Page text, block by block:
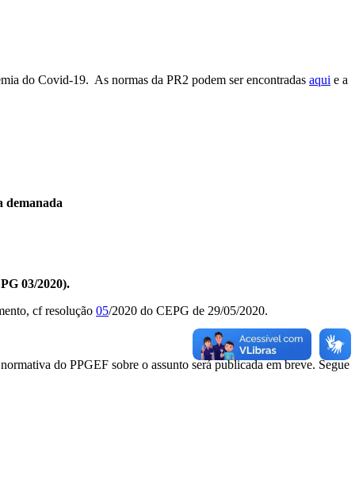
do Covid-19. As normas da PR2 podem ser encontradas aqui e a
demanada
03/2020).
cf resolução 05/2020 do CEPG de 29/05/2020.
do PPGEF sobre o assunto será publicada em breve. Segue